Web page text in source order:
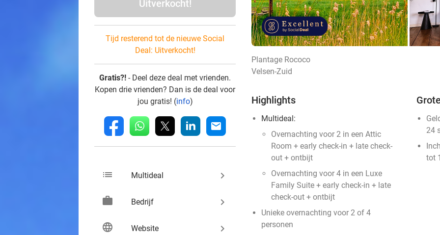
Uitverkocht!
Tijd resterend tot de nieuwe Social
Deal: Uitverkocht!
Gratis?! - Deel deze deal met vrienden.
Kopen drie vrienden? Dan is de deal voor
jou gratis! (info)
fb whatsapp linkedin mail
list Multideal keyboard_arrow_right
work Bedrijf keyboard_arrow_right
language Website keyboard_arrow_right
Plantage Rococo
Velsen-Zuid
Highlights
Multideal:
Overnachting voor 2 in een Attic
Room + early check-in + late check-
out + ontbijt
Overnachting voor 4 in een Luxe
Family Suite + early check-in + late
check-out + ontbijt
Unieke overnachting voor 2 of 4
personen
24
tot